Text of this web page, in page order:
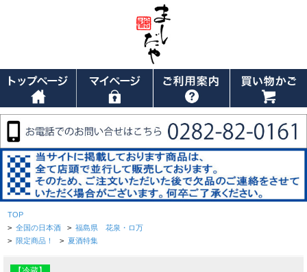
TOP
> 全国の日本酒 > 福島県 花泉・ロ万
> 限定商品！ > 夏酒特集